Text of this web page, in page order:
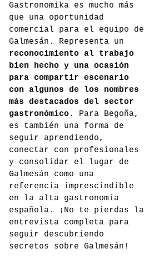
Gastronomika es mucho más
que una oportunidad
comercial para el equipo de
Galmesán. Representa un
reconocimiento al trabajo
bien hecho y una ocasión
para compartir escenario
con algunos de los nombres
más destacados del sector
gastronómico . Para Begoña,
es también una forma de
seguir aprendiendo,
conectar con profesionales
y consolidar el lugar de
Galmesán como una
referencia imprescindible
en la alta gastronomía
española. ¡No te pierdas la
entrevista completa para
seguir descubriendo
secretos sobre Galmesán!